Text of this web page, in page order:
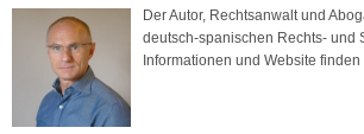
Der Autor, Rechtsanwalt und
deutsch-spanischen Rechts- und
Informationen und Website finden